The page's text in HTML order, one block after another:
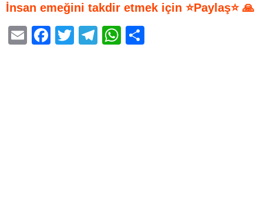
İnsan emeğini takdir etmek için ⭐Paylaş⭐ 🙏
E
F
T
T
W